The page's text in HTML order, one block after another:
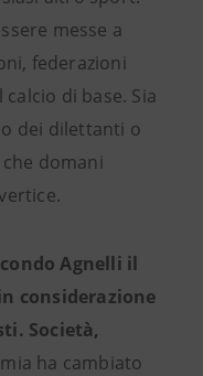
messe a
federazioni
di base. Sia
dei dilettanti o
domani
Agnelli il
considerazione
Società,
ha cambiato